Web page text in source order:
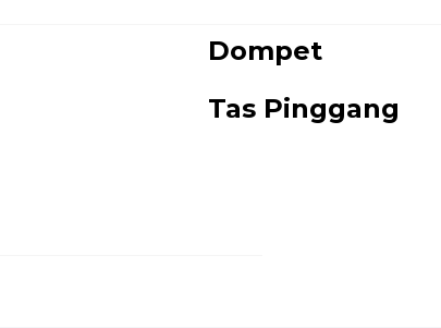
Dompet
Tas Pinggang